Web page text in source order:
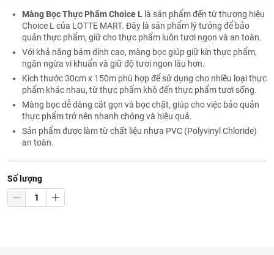
Màng Bọc Thực Phẩm Choice L là sản phẩm đến từ thương hiệu
Choice L của LOTTE MART. Đây là sản phẩm lý tưởng để bảo
quản thực phẩm, giữ cho thực phẩm luôn tươi ngon và an toàn.
Với khả năng bám dính cao, màng bọc giúp giữ kín thực phẩm,
ngăn ngừa vi khuẩn và giữ độ tươi ngon lâu hơn.
Kích thước 30cm x 150m phù hợp để sử dụng cho nhiều loại thực
phẩm khác nhau, từ thực phẩm khô đến thực phẩm tươi sống.
Màng bọc dễ dàng cắt gọn và bọc chặt, giúp cho việc bảo quản
thực phẩm trở nên nhanh chóng và hiệu quả.
Sản phẩm được làm từ chất liệu nhựa PVC (Polyvinyl Chloride)
an toàn.
Số lượng